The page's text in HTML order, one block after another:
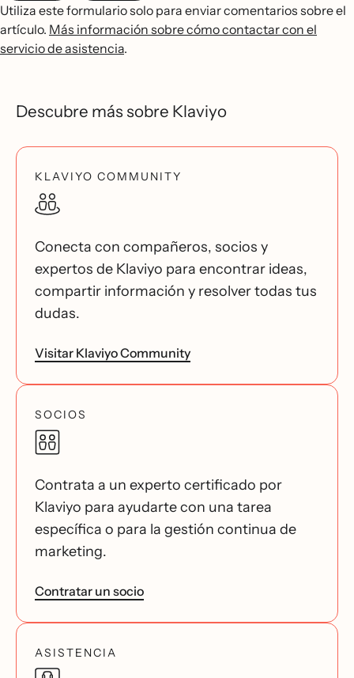
Utiliza este formulario solo para enviar comentarios sobre el
artículo. Más información sobre cómo contactar con el
servicio de asistencia.
Descubre más sobre Klaviyo
KLAVIYO COMMUNITY
Conecta con compañeros, socios y
expertos de Klaviyo para encontrar ideas,
compartir información y resolver todas tus
dudas.
Visitar Klaviyo Community
SOCIOS
Contrata a un experto certificado por
Klaviyo para ayudarte con una tarea
específica o para la gestión continua de
marketing.
Contratar un socio
ASISTENCIA